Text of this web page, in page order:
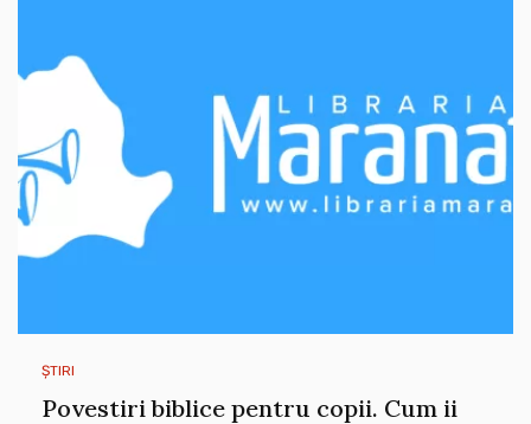
ȘTIRI
Povestiri biblice pentru copii. Cum ii